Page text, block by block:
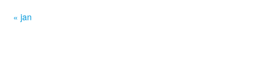
« jan